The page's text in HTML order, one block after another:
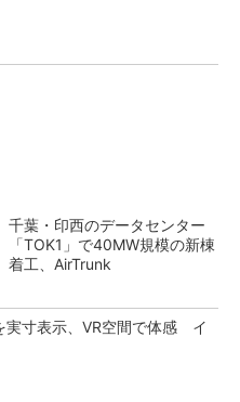
千葉・印西のデータセンター
「TOK1」で40MW規模の新棟
着工、AirTrunk
実寸表示、VR空間で体感 イ